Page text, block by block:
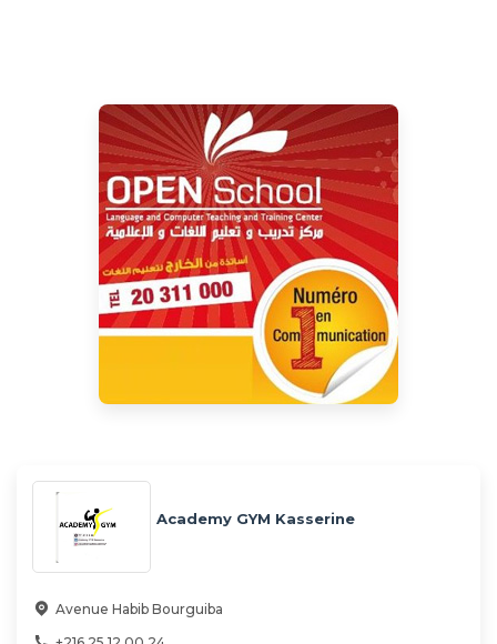
Academy GYM Kasserine
Avenue Habib Bourguiba